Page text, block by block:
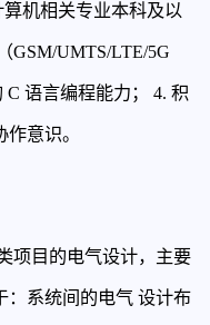
机相关专业本科及以
GSM/UMTS/LTE/5G
C 语言编程能力；4. 积
作意识。
项目的电气设计，主要
：系统间的电气设计布